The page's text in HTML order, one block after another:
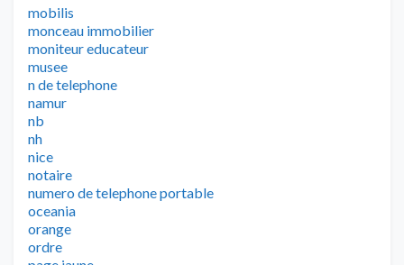
mobilis
monceau immobilier
moniteur educateur
musee
n de telephone
namur
nb
nh
nice
notaire
numero de telephone portable
oceania
orange
ordre